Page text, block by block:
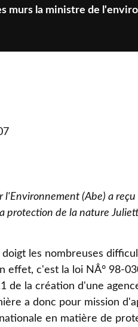
murs la ministre de
l'Environnement (Abe) a
protection de la nature
les nombreuses
effet, c'est la loi NÂ° 98-
de la création d'une
a donc pour mission
en matière de